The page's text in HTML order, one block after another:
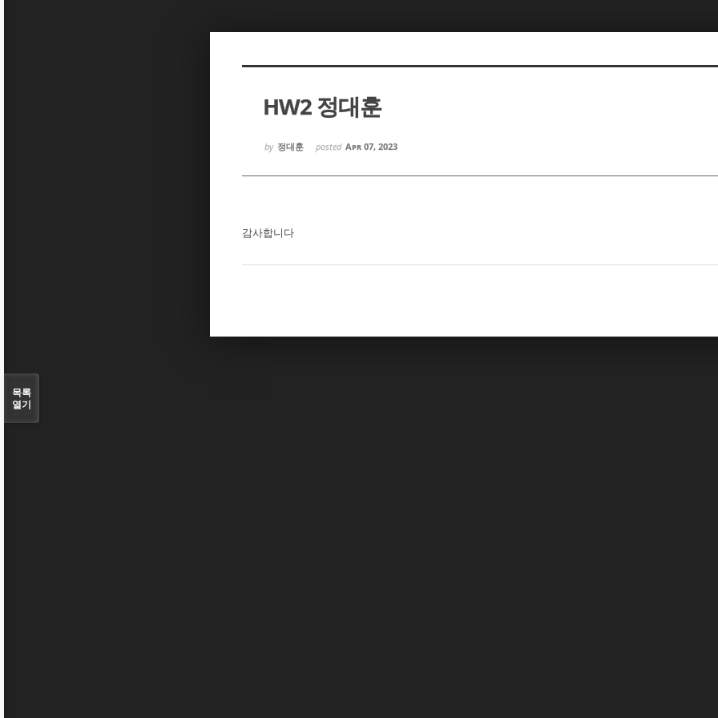
HW2 정대훈
by 정대훈 posted Apr 07, 2023
감사합니다
목록
열기
Sketchbook5, 스케치북5
Sketchbook5, 스케치북5
Sketchbook5, 스케치북5
Sketchbook5, 스케치북5